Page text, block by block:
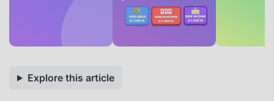
Explore this article